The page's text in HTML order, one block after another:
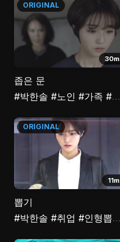
30m
ORIGINAL
좁은 문
#박한솔 #노인 #가족 #인간관계
11m
ORIGINAL
뽑기
#박한솔 #취업 #인형뽑기